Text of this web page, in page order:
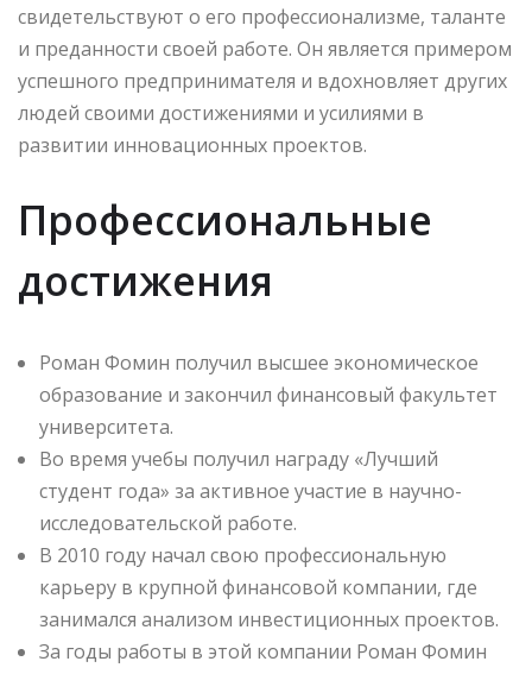
свидетельствуют о его профессионализме, таланте
и преданности своей работе. Он является примером
успешного предпринимателя и вдохновляет других
людей своими достижениями и усилиями в
развитии инновационных проектов.
Профессиональные
достижения
Роман Фомин получил высшее экономическое
образование и закончил финансовый факультет
университета.
Во время учебы получил награду «Лучший
студент года» за активное участие в научно-
исследовательской работе.
В 2010 году начал свою профессиональную
карьеру в крупной финансовой компании, где
занимался анализом инвестиционных проектов.
За годы работы в этой компании Роман Фомин